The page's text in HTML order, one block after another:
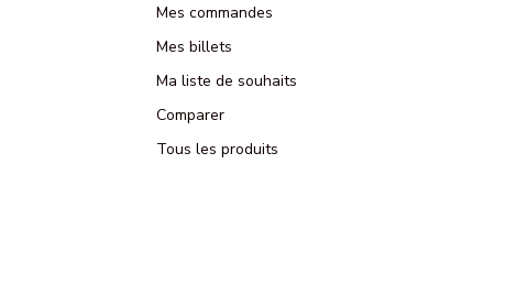
Mes commandes
Mes billets
Ma liste de souhaits
Comparer
Tous les produits